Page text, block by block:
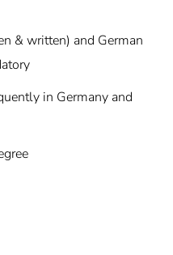
& written) and German
in Germany and